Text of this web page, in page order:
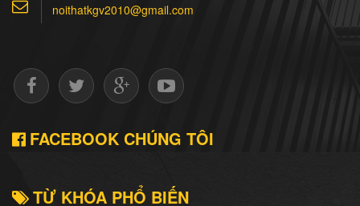
Tủ bếp Inox Cánh
Đặt mua
noithatkgv2010@gmail.com
FACEBOOK CHÚNG TÔI
TỪ KHÓA PHỔ BIẾN